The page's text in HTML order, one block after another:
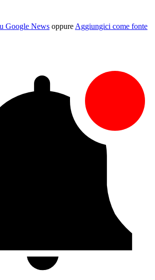
Google News oppure Aggiungici come fonte